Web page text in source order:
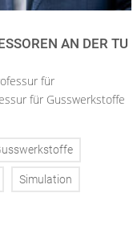
AN DER TU
für
für Gusswerkstoffe
Simulation